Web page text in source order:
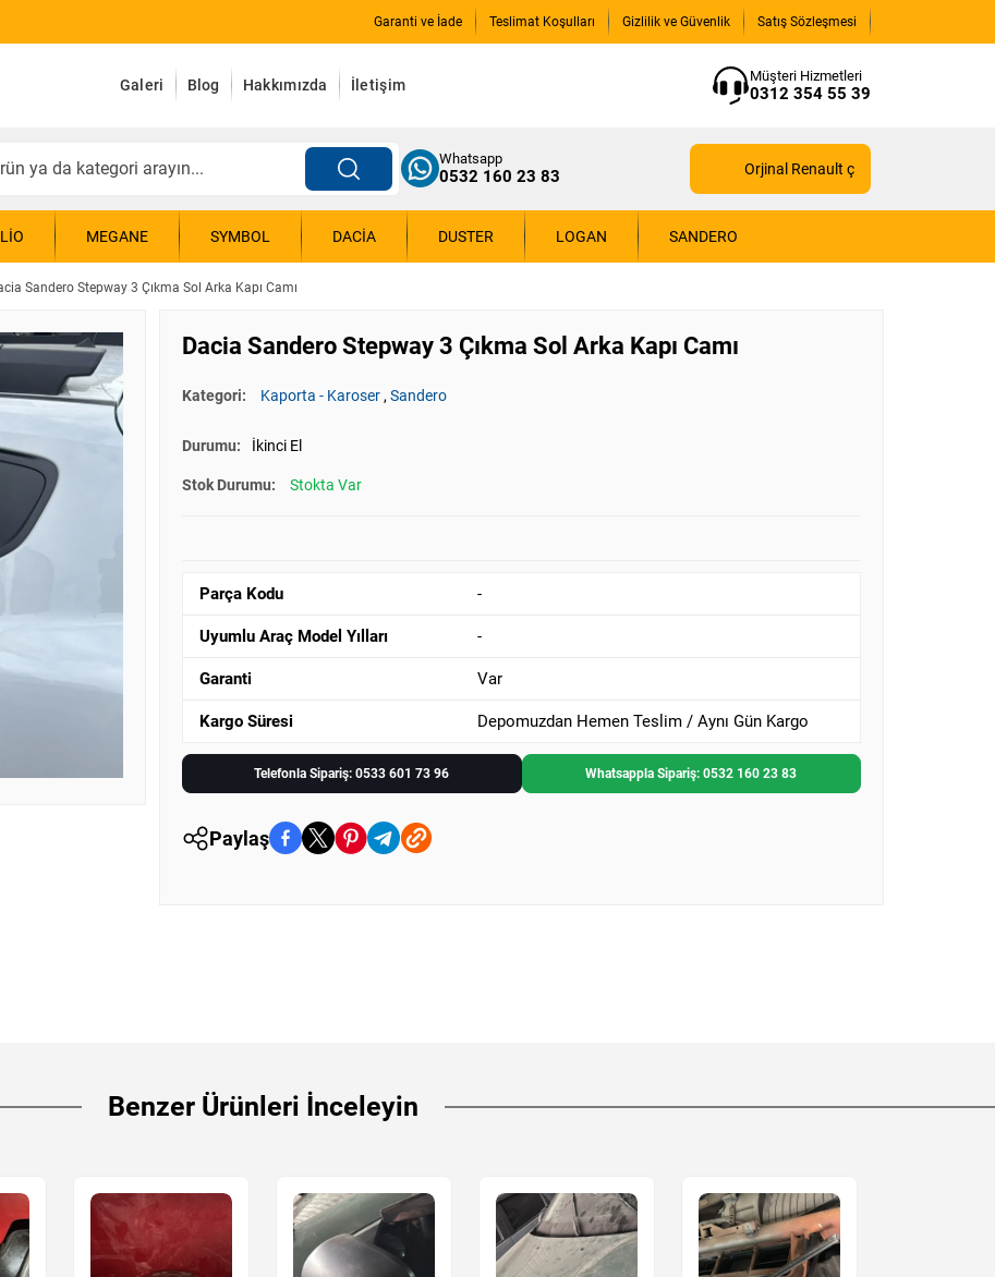
Garanti ve İade Teslimat Koşulları Gizlilik ve Güvenlik Satış Sözleşmesi
Galeri Blog Hakkımızda İletişim
Müşteri Hizmetleri
0312 354 55 39
Whatsapp
0532 160 23 83 Orjinal Renault çıkma yedek parçaları
MEGANE SYMBOL DACIA DUSTER LOGAN SANDERO
Sandero Stepway 3 Çıkma Sol Arka Kapı Camı
Dacia Sandero Stepway 3 Çıkma Sol Arka Kapı Camı
Kategori: Kaporta - Karoser,Sandero
Durumu: İkinci El
Stok Durumu: Stokta Var
Parça Kodu -
Uyumlu Araç Model Yılları -
Garanti Var
Kargo Süresi Depomuzdan Hemen Teslim / Aynı Gün Kargo
Telefonla Sipariş: 0533 601 73 96 Whatsappla Sipariş: 0532 160 23 83
Paylaş
Benzer Ürünleri İnceleyin